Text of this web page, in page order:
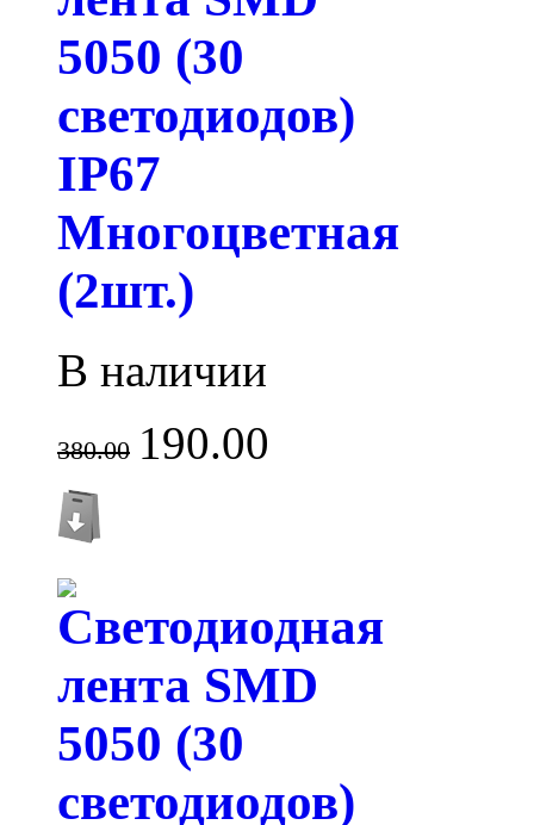
5050 (30
светодиодов)
IP67
Многоцветная
(2шт.)
В наличии
380.00 190.00